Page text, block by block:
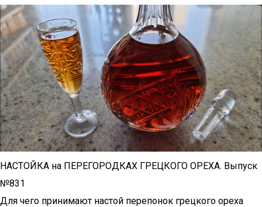
НАСТОЙКА на ПЕРЕГОРОДКАХ ГРЕЦКОГО ОРЕХА. Выпуск
№831
Для чего принимают настой перепонок грецкого ореха